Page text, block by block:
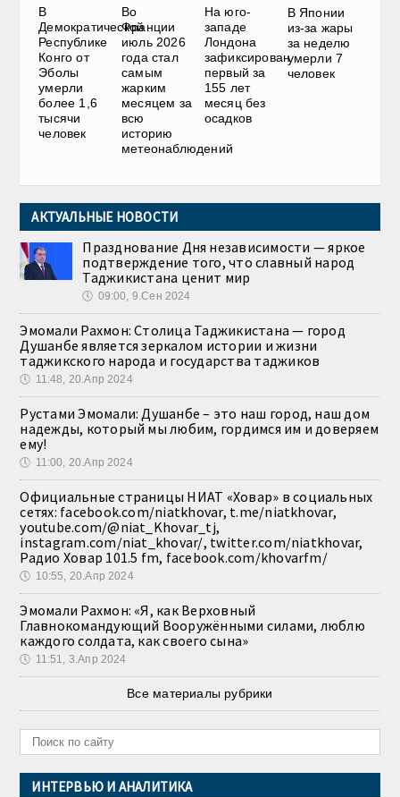
В
Демократической
Республике
Конго от
Эболы
умерли
более 1,6
тысячи
человек
Во
Франции
июль 2026
года стал
самым
жарким
месяцем за
всю
историю
метеонаблюдений
На юго-
западе
Лондона
зафиксирован
первый за
155 лет
месяц без
осадков
В Японии
из-за жары
за неделю
умерли 7
человек
АКТУАЛЬНЫЕ НОВОСТИ
Празднование Дня независимости — яркое
подтверждение того, что славный народ
Таджикистана ценит мир
🕔 09:00, 9.Сен 2024
Эмомали Рахмон: Столица Таджикистана — город
Душанбе является зеркалом истории и жизни
таджикского народа и государства таджиков
🕔 11:48, 20.Апр 2024
Рустами Эмомали: Душанбе – это наш город, наш дом
надежды, который мы любим, гордимся им и доверяем
ему!
🕔 11:00, 20.Апр 2024
Официальные страницы НИАТ «Ховар» в социальных
сетях: facebook.com/niatkhovar, t.me/niatkhovar,
youtube.com/@niat_Khovar_tj,
instagram.com/niat_khovar/, twitter.com/niatkhovar,
Радио Ховар 101.5 fm, facebook.com/khovarfm/
🕔 10:55, 20.Апр 2024
Эмомали Рахмон: «Я, как Верховный
Главнокомандующий Вооружёнными силами, люблю
каждого солдата, как своего сына»
🕔 11:51, 3.Апр 2024
Все материалы рубрики
ИНТЕРВЬЮ И АНАЛИТИКА